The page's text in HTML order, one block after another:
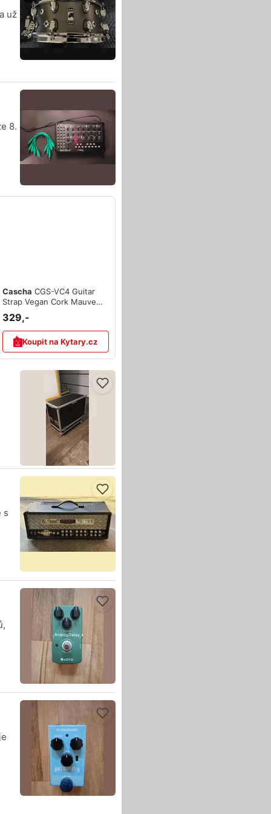
už
8.
Cascha CGS-VC4 Guitar
Strap Vegan Cork Mauve
Leaves
329,-
Koupit na Kytary.cz
s